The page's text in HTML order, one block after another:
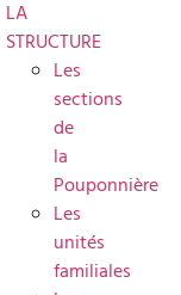
LA
STRUCTURE
Les
sections
de
la
Pouponnière
Les
unités
familiales